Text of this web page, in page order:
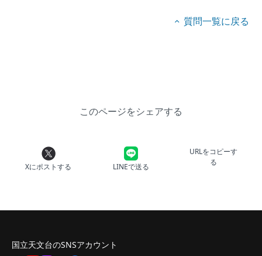
質問一覧に戻る
このページをシェアする
Xにポストする LINEで送る
URLをコピーす
る
国立天文台のSNSアカウント